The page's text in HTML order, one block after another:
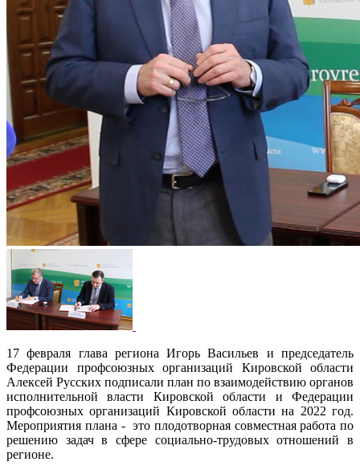
17 февраля глава региона Игорь Васильев и председатель
Федерации профсоюзных организаций Кировской области
Алексей Русских подписали план по взаимодействию органов
исполнительной власти Кировской области и Федерации
профсоюзных организаций Кировской области на 2022 год.
Мероприятия плана - это плодотворная совместная работа по
решению задач в сфере социально-трудовых отношений в
регионе.